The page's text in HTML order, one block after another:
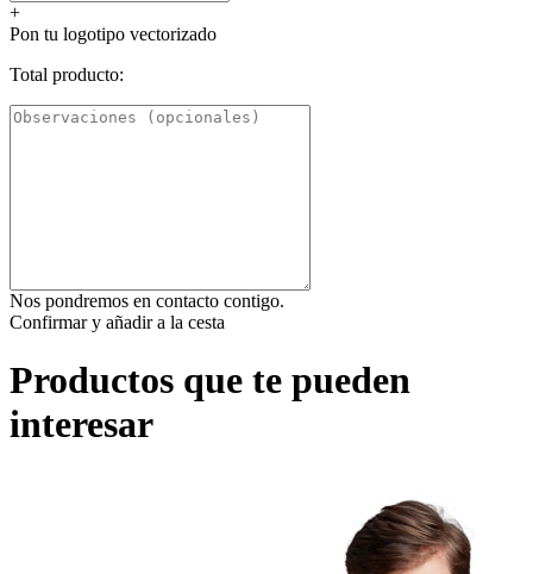
+
Pon tu logotipo vectorizado
Total producto:
Nos pondremos en contacto contigo.
Confirmar y añadir a la cesta
Productos que te pueden
interesar